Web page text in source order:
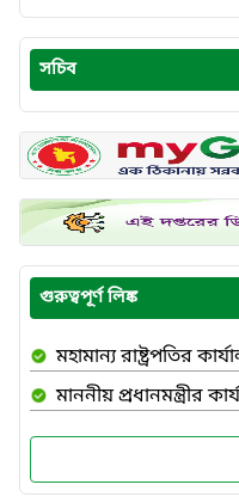
সচিব
গুরুত্বপূর্ণ লিঙ্ক
মহামান্য রাষ্ট্রপতির
মাননীয় প্রধানমন্ত্রীর